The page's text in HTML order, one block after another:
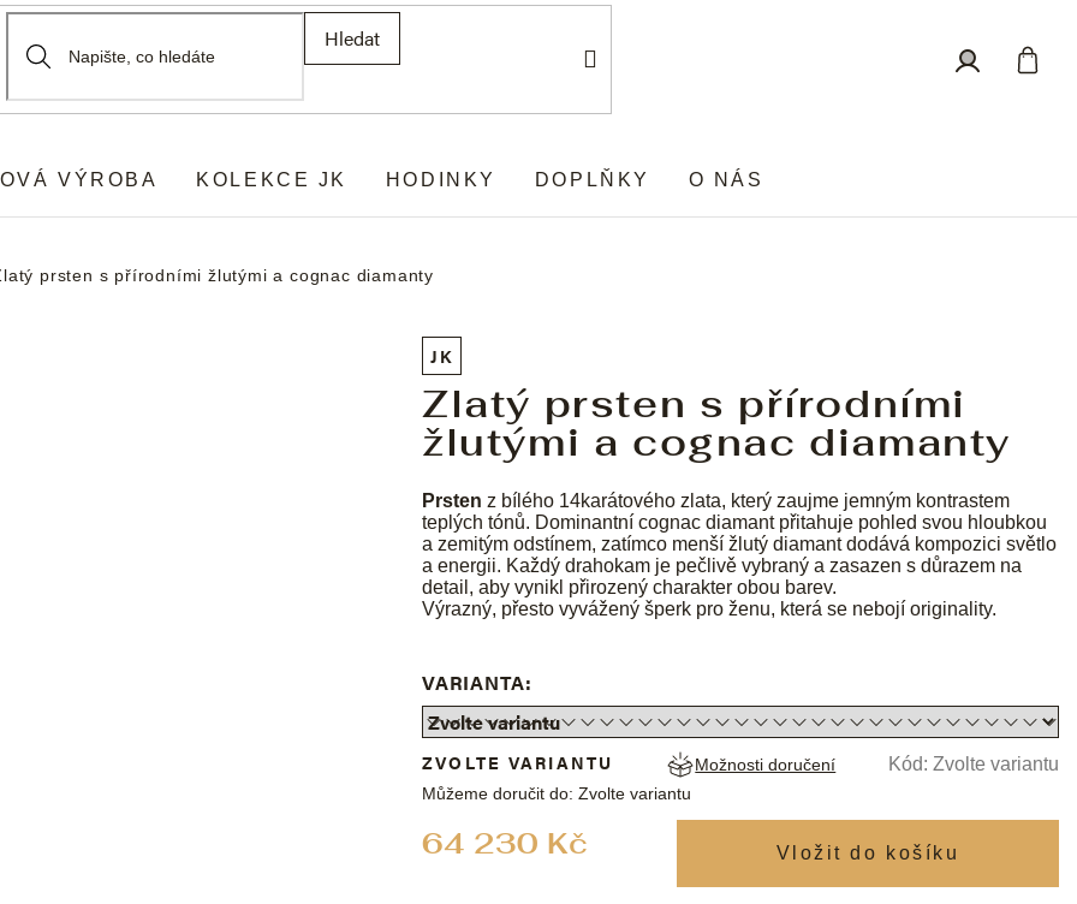
Hledat
VÝROBA KOLEKCE JK HODINKY DOPLŇKY O NÁS
prsten s přírodními žlutými a cognac diamanty
JK
Zlatý prsten s přírodními
žlutými a cognac diamanty
Prsten z bílého 14karátového zlata, který zaujme jemným kontrastem
teplých tónů. Dominantní cognac diamant přitahuje pohled svou hloubkou
a zemitým odstínem, zatímco menší žlutý diamant dodává kompozici světlo
a energii. Každý drahokam je pečlivě vybraný a zasazen s důrazem na
detail, aby vynikl přirozený charakter obou barev.
Výrazný, přesto vyvážený šperk pro ženu, která se nebojí originality.
VARIANTA:
64 230 Kč
ZVOLTE VARIANTU
Můžeme doručit do: Zvolte variantu
Možnosti doručení Kód: Zvolte variantu